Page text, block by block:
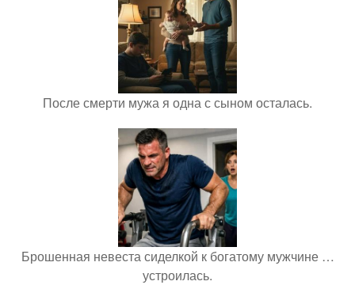
После смерти мужа я одна с сыном осталась.
Брошенная невеста сиделкой к богатому мужчине …
устроилась.